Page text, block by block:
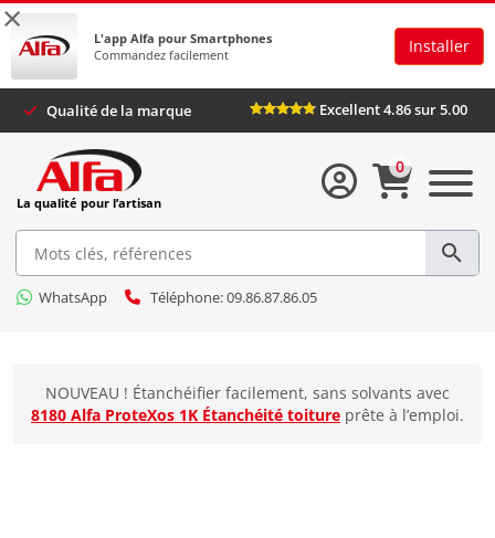
×
L'app Alfa pour Smartphones
Commandez facilement
Installer
Qualité de la marque Excellent 4.86 sur 5.00
La qualité pour l’artisan
WhatsApp Téléphone: 09.86.87.86.05
0
NOUVEAU ! Étanchéifier facilement, sans solvants avec
8180 Alfa ProteXos 1K Étanchéité toiture prête à l’emploi.